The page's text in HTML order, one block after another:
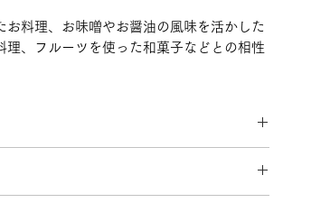
料理、お味噌やお醤油の風味を活かした
、フルーツを使った和菓子などとの相性